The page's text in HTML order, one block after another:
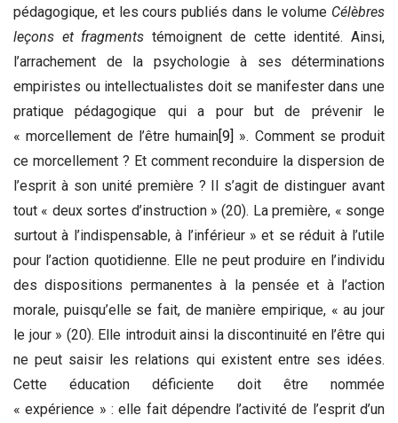
pédagogique, et les cours publiés dans le volume Célèbres
leçons et fragments témoignent de cette identité. Ainsi,
l’arrachement de la psychologie à ses déterminations
empiristes ou intellectualistes doit se manifester dans une
pratique pédagogique qui a pour but de prévenir le
« morcellement de l’être humain[9] ». Comment se produit
ce morcellement ? Et comment reconduire la dispersion de
l’esprit à son unité première ? Il s’agit de distinguer avant
tout « deux sortes d’instruction » (20). La première, « songe
surtout à l’indispensable, à l’inférieur » et se réduit à l’utile
pour l’action quotidienne. Elle ne peut produire en l’individu
des dispositions permanentes à la pensée et à l’action
morale, puisqu’elle se fait, de manière empirique, « au jour
le jour » (20). Elle introduit ainsi la discontinuité en l’être qui
ne peut saisir les relations qui existent entre ses idées.
Cette éducation déficiente doit être nommée
« expérience » : elle fait dépendre l’activité de l’esprit d’un